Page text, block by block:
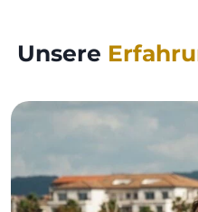
Unsere